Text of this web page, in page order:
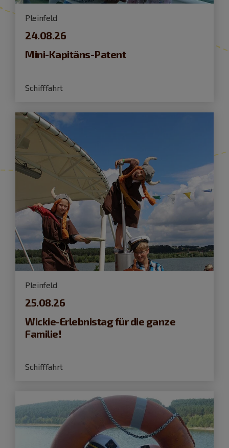
Pleinfeld
24.08.26
Mini-Kapitäns-Patent
Schifffahrt
Pleinfeld
25.08.26
Wickie-Erlebnistag für die ganze
Familie!
Schifffahrt